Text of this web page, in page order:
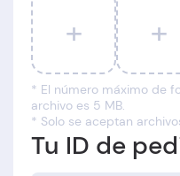
+ +
* El número máximo de
archivo es 5 MB.
* Solo se aceptan
Tu ID de